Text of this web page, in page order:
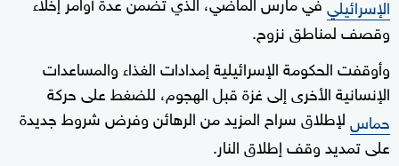
الإسرائيلي
وقصف لمناطق نزوح.
وأوقفت الحكومة الإسرائيلية إمدادات الغذاء والمساعدات
الإنسانية الأخرى إلى غزة قبل الهجوم، للضغط على حركة
حماسلإطلاق سراح المزيد من الرهائن وفرض شروط جديدة
على تمديد وقف إطلاق النار.